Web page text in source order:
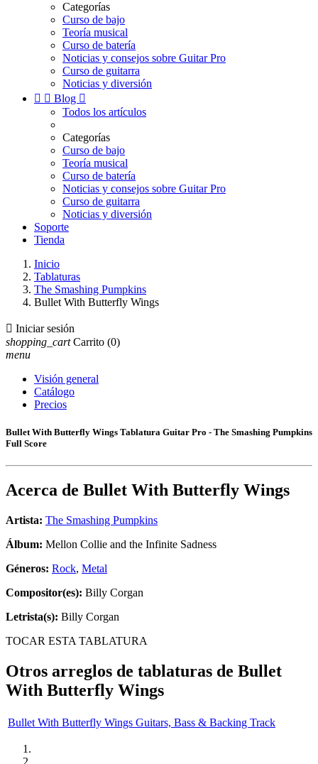
Categorías
Curso de bajo
Teoría musical
Curso de batería
Noticias y consejos sobre Guitar Pro
Curso de guitarra
Noticias y diversión
  Blog 
Todos los artículos
Categorías
Curso de bajo
Teoría musical
Curso de batería
Noticias y consejos sobre Guitar Pro
Curso de guitarra
Noticias y diversión
Soporte
Tienda
Inicio
Tablaturas
The Smashing Pumpkins
Bullet With Butterfly Wings
 Iniciar sesión
shopping_cart Carrito (0)
menu
Visión general
Catálogo
Precios
Bullet With Butterfly Wings Tablatura Guitar Pro - The Smashing Pumpkins
Full Score
Acerca de Bullet With Butterfly Wings
Artista: The Smashing Pumpkins
Álbum: Mellon Collie and the Infinite Sadness
Géneros: Rock, Metal
Compositor(es): Billy Corgan
Letrista(s): Billy Corgan
TOCAR ESTA TABLATURA
Otros arreglos de tablaturas de Bullet
With Butterfly Wings
Bullet With Butterfly Wings Guitars, Bass & Backing Track